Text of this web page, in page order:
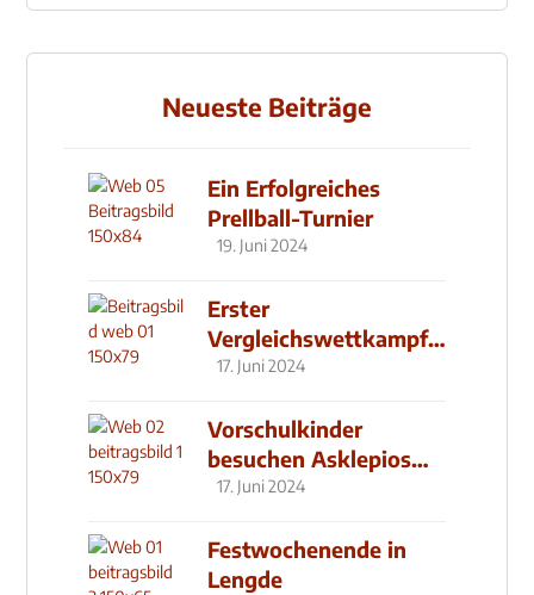
Neueste Beiträge
Ein Erfolgreiches
Prellball-Turnier
19. Juni 2024
Erster
Vergleichswettkampf
seit 2019
17. Juni 2024
Vorschulkinder
besuchen Asklepios
Klinik
17. Juni 2024
Festwochenende in
Lengde